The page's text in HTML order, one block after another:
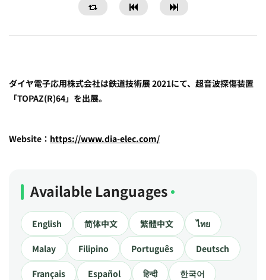
ダイヤ電子応用株式会社は鉄道技術展 2021にて、超音波探傷装置
「TOPAZ(R)64」を出展。
Website： https://www.dia-elec.com/
Available Languages
English 简体中文 繁體中文 ไทย
Malay Filipino Português Deutsch
Français Español हिन्दी 한국어